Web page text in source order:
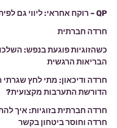
QP – רוקח אחראי: ליווי גם לפיתוח מוצרי טיפול בחרדה
חרדה חברתית
כשהזוגיות פוגעת בנפש:
הבריאות הרגשית
חרדה ודיכאון: מתי לחץ שגרתי
הדורשת התערבות מקצועית?
חרדה חברתית בזוגיות: איך
חרדה וחוסר ביטחון בקשר